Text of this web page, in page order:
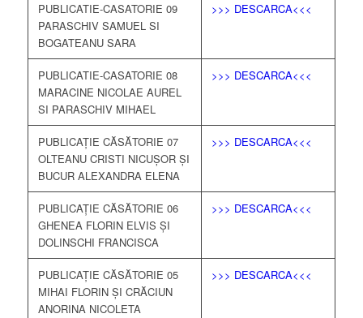
PUBLICATIE-CASATORIE 09
PARASCHIV SAMUEL SI
BOGATEANU SARA
>>> DESCARCA<<<
PUBLICATIE-CASATORIE 08
MARACINE NICOLAE AUREL
SI PARASCHIV MIHAEL
>>> DESCARCA<<<
PUBLICAȚIE CĂSĂTORIE 07
OLTEANU CRISTI NICUȘOR ȘI
BUCUR ALEXANDRA ELENA
>>> DESCARCA<<<
PUBLICAȚIE CĂSĂTORIE 06
GHENEA FLORIN ELVIS ȘI
DOLINSCHI FRANCISCA
>>> DESCARCA<<<
PUBLICAȚIE CĂSĂTORIE 05
MIHAI FLORIN ȘI CRĂCIUN
ANORINA NICOLETA
>>> DESCARCA<<<